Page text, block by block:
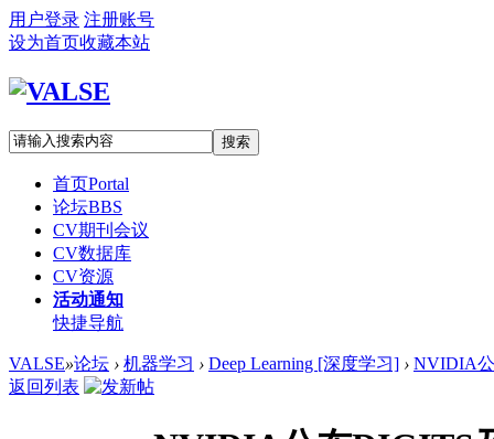
用户登录 注册账号
设为首页收藏本站
搜索
首页Portal
论坛BBS
CV期刊会议
CV数据库
CV资源
活动通知
快捷导航
VALSE»论坛 › 机器学习 › Deep Learning [深度学习] › NVIDIA
返回列表